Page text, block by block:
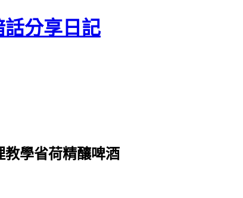
分享日記
教學省荷精釀啤酒